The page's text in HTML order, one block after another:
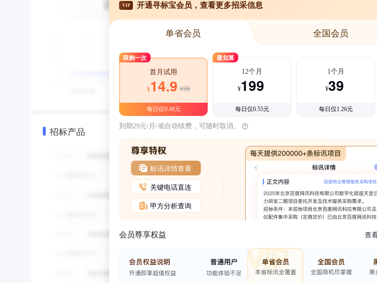
招标产品
VIP 开通寻标宝会员，查看更多招采信息
单省会员 全国会员
限购一次
首月试用
¥14.9 ¥39
每日仅0.48元
最划算
12个月
¥199
每日仅0.55元
1个月
¥39
每日仅1.26元
到期29元/月/省自动续费，可随时取消。
标讯详情查看
关键电话直连
甲方分析查询
会员尊享权益 查